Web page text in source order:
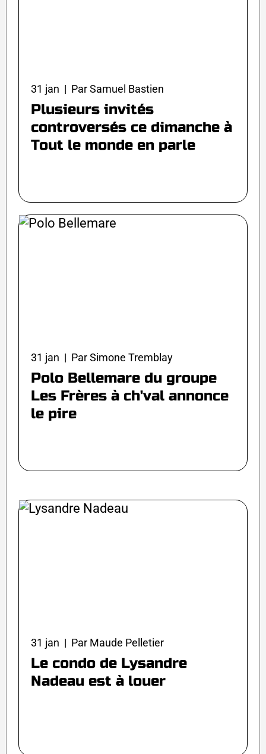
31 jan | Par Samuel Bastien
Plusieurs invités
controversés ce dimanche à
Tout le monde en parle
31 jan | Par Simone Tremblay
Polo Bellemare du groupe
Les Frères à ch'val annonce
le pire
31 jan | Par Maude Pelletier
Le condo de Lysandre
Nadeau est à louer